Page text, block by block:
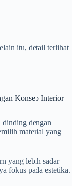
itu, detail terlihat
Konsep Interior
dinding dengan
material yang
yang lebih sadar
fokus pada estetika.